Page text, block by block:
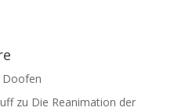
Doofen
zu Die Reanimation der